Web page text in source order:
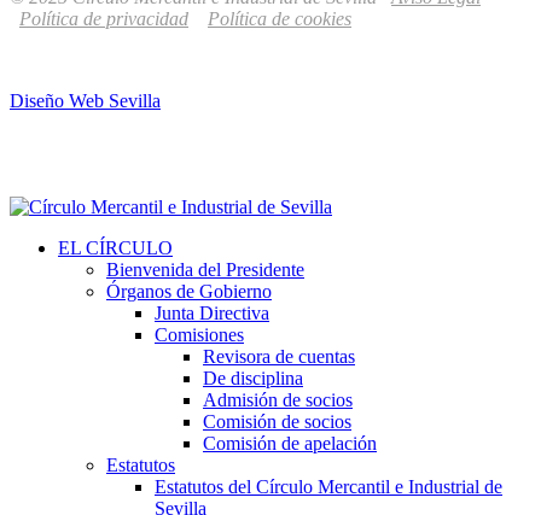
Política de privacidad
Política de cookies
Diseño Web Sevilla
EL CÍRCULO
Bienvenida del Presidente
Órganos de Gobierno
Junta Directiva
Comisiones
Revisora de cuentas
De disciplina
Admisión de socios
Comisión de socios
Comisión de apelación
Estatutos
Estatutos del Círculo Mercantil e Industrial de
Sevilla